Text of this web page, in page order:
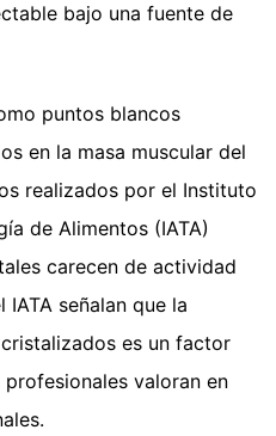
bajo una fuente de
puntos blancos
en la masa muscular del
realizados por el Instituto
de Alimentos (IATA)
carecen de actividad
señalan que la
es un factor
valoran en